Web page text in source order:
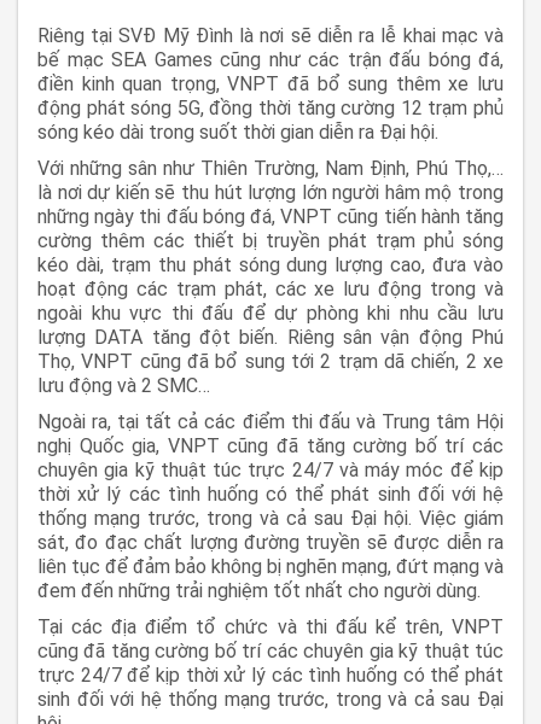
Riêng tại SVĐ Mỹ Đình là nơi sẽ diễn ra lễ khai mạc và
bế mạc SEA Games cũng như các trận đấu bóng đá,
điền kinh quan trọng, VNPT đã bổ sung thêm xe lưu
động phát sóng 5G, đồng thời tăng cường 12 trạm phủ
sóng kéo dài trong suốt thời gian diễn ra Đại hội.
Với những sân như Thiên Trường, Nam Định, Phú Thọ,…
là nơi dự kiến sẽ thu hút lượng lớn người hâm mộ trong
những ngày thi đấu bóng đá, VNPT cũng tiến hành tăng
cường thêm các thiết bị truyền phát trạm phủ sóng
kéo dài, trạm thu phát sóng dung lượng cao, đưa vào
hoạt động các trạm phát, các xe lưu động trong và
ngoài khu vực thi đấu để dự phòng khi nhu cầu lưu
lượng DATA tăng đột biến. Riêng sân vận động Phú
Thọ, VNPT cũng đã bổ sung tới 2 trạm dã chiến, 2 xe
lưu động và 2 SMC…
Ngoài ra, tại tất cả các điểm thi đấu và Trung tâm Hội
nghị Quốc gia, VNPT cũng đã tăng cường bố trí các
chuyên gia kỹ thuật túc trực 24/7 và máy móc để kịp
thời xử lý các tình huống có thể phát sinh đối với hệ
thống mạng trước, trong và cả sau Đại hội. Việc giám
sát, đo đạc chất lượng đường truyền sẽ được diễn ra
liên tục để đảm bảo không bị nghẽn mạng, đứt mạng và
đem đến những trải nghiệm tốt nhất cho người dùng.
Tại các địa điểm tổ chức và thi đấu kể trên, VNPT
cũng đã tăng cường bố trí các chuyên gia kỹ thuật túc
trực 24/7 để kịp thời xử lý các tình huống có thể phát
sinh đối với hệ thống mạng trước, trong và cả sau Đại